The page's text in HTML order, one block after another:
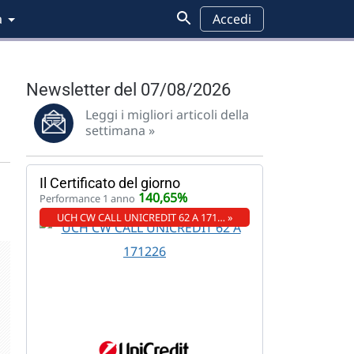
Accedi
Newsletter del 07/08/2026
Leggi i migliori articoli della
settimana »
Il Certificato del giorno
Performance 1 anno 140,65%
UCH CW CALL UNICREDIT 62 A 171… »